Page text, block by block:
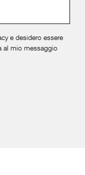
e desidero essere
al mio messaggio